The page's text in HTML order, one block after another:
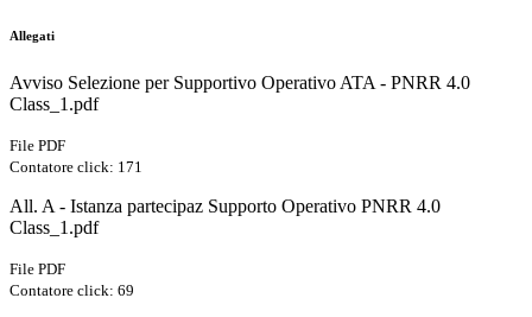
Allegati
Avviso Selezione per Supportivo Operativo ATA - PNRR 4.0
Class_1.pdf
File PDF
Contatore click: 171
All. A - Istanza partecipaz Supporto Operativo PNRR 4.0
Class_1.pdf
File PDF
Contatore click: 69